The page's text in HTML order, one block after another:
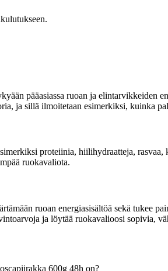
pääasiassa ruoan ja
ja sillä ilmoitetaan esimerkiksi, kuinka
proteiinia, hiilihydraatteja,
ruokavaliota.
ruoan energiasisältöä sekä
ja löytää ruokavalioosi sopivia,
600g 48h on?